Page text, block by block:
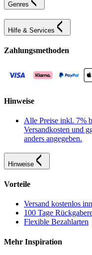
Genres
Hilfe & Services
Zahlungsmethoden
Hinweise
Alle Preise inkl. 7%
Versandkosten und
anders angegeben.
Hinweise
Vorteile
Versand kostenlos
100 Tage
Flexible Bezahlarten
Mehr Inspiration